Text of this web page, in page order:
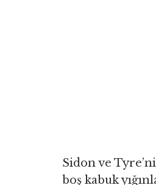
Sidon ve
boş kabuk